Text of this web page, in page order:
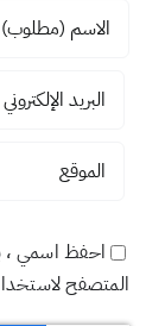
احفظ اسمي ،
المتصفح